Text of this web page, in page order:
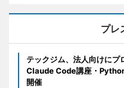
プレ
テックジム、法人向けにプ
Claude Code講座・
開催